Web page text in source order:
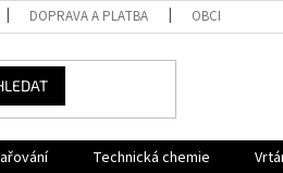
DOPRAVA A PLATBA OBCHODNÍ
Technická chemie